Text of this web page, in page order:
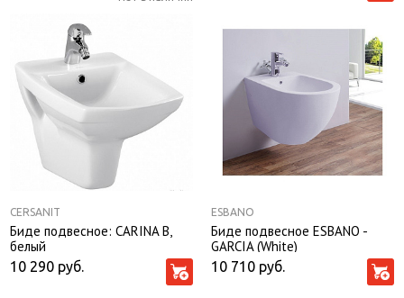
CERSANIT
Биде подвесное: CARINA В,
белый
10 290 руб.
ESBANO
Биде подвесное ESBANO -
GARCIA (White)
10 710 руб.